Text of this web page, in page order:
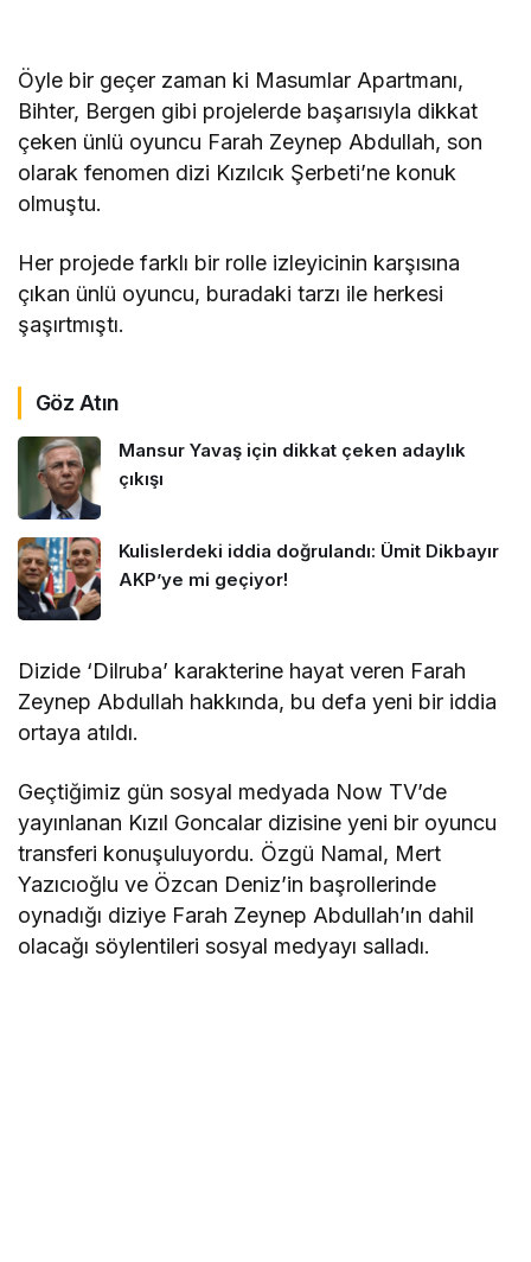
Öyle bir geçer zaman ki Masumlar Apartmanı,
Bihter, Bergen gibi projelerde başarısıyla dikkat
çeken ünlü oyuncu Farah Zeynep Abdullah, son
olarak fenomen dizi Kızılcık Şerbeti’ne konuk
olmuştu.
Her projede farklı bir rolle izleyicinin karşısına
çıkan ünlü oyuncu, buradaki tarzı ile herkesi
şaşırtmıştı.
Göz Atın
Mansur Yavaş için dikkat çeken adaylık
çıkışı
Kulislerdeki iddia doğrulandı: Ümit Dikbayır
AKP’ye mi geçiyor!
Dizide ‘Dilruba’ karakterine hayat veren Farah
Zeynep Abdullah hakkında, bu defa yeni bir iddia
ortaya atıldı.
Geçtiğimiz gün sosyal medyada Now TV’de
yayınlanan Kızıl Goncalar dizisine yeni bir oyuncu
transferi konuşuluyordu. Özgü Namal, Mert
Yazıcıoğlu ve Özcan Deniz’in başrollerinde
oynadığı diziye Farah Zeynep Abdullah’ın dahil
olacağı söylentileri sosyal medyayı salladı.